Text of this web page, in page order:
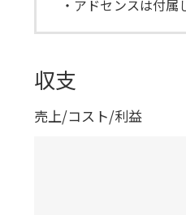
・アドセンスは付
収支
売上/コスト/利益